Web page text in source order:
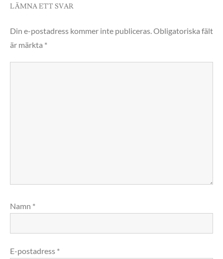
LÄMNA ETT SVAR
Din e-postadress kommer inte publiceras. Obligatoriska fält
är märkta *
Namn *
E-postadress *